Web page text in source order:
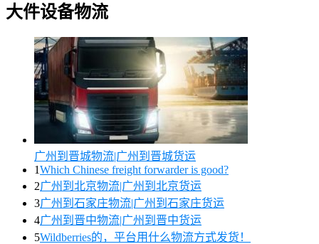
大件设备物流
广州到晋城物流|广州到晋城货运
1Which Chinese freight forwarder is good?
2广州到北京物流|广州到北京货运
3广州到石家庄物流|广州到石家庄货运
4广州到晋中物流|广州到晋中货运
5Wildberries的，平台用什么物流方式发货！